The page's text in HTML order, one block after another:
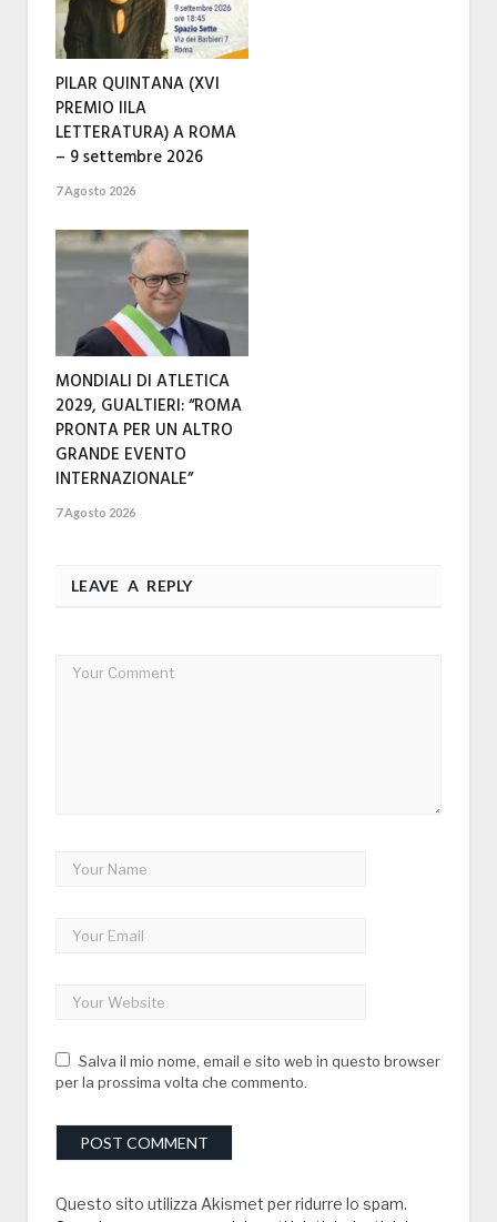
PILAR QUINTANA (XVI
PREMIO IILA
LETTERATURA) A ROMA
– 9 settembre 2026
7 Agosto 2026
MONDIALI DI ATLETICA
2029, GUALTIERI: “ROMA
PRONTA PER UN ALTRO
GRANDE EVENTO
INTERNAZIONALE”
7 Agosto 2026
LEAVE A REPLY
Salva il mio nome, email e sito web in questo browser
per la prossima volta che commento.
Questo sito utilizza Akismet per ridurre lo spam.